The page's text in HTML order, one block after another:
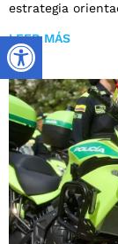
estrategia
LEER MÁS